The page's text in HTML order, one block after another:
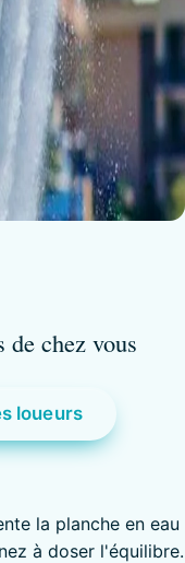
de chez vous
loueurs
la planche en eau
à doser l'équilibre.